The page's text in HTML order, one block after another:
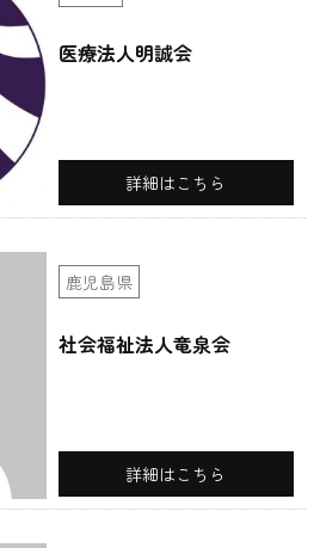
医療法人明誠会
詳細はこちら
鹿児島県
社会福祉法人竜泉会
詳細はこちら